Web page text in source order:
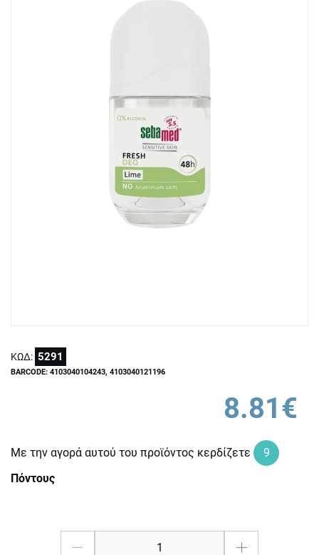
ΚΩΔ: 5291
BARCODE: 4103040104243, 4103040121196
8.81€
Με την αγορά αυτού του προϊόντος κερδίζετε
9
Πόντους